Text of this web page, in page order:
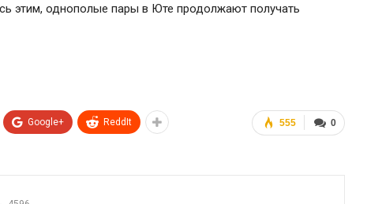
этим, однополые пары в Юте продолжают получать
0
555
Google+ ReddIt